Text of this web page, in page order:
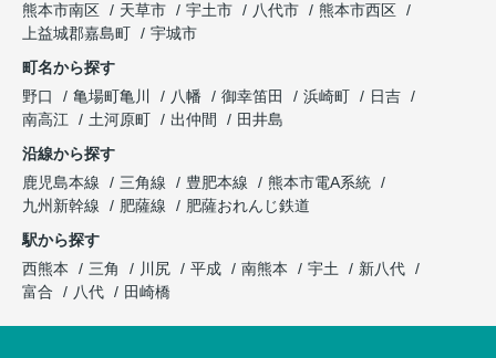
熊本市南区
天草市 宇土市 八代市
熊本市西区
上益城郡嘉島町
宇城市
町名から探す
野口
亀場町亀川 八幡 御幸笛田 浜崎町
日吉
南高江
土河原町 出仲間
田井島
沿線から探す
鹿児島本線
三角線 豊肥本線
熊本市電A系統
九州新幹線
肥薩線
肥薩おれんじ鉄道
駅から探す
西熊本
三角 川尻 平成 南熊本 宇土
新八代
富合
八代 田崎橋